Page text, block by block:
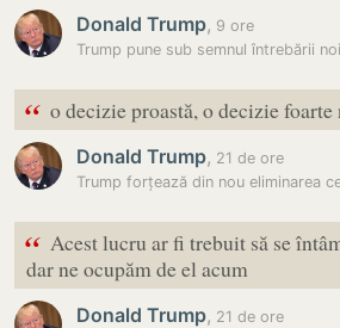
Donald Trump, 9 ore
“ o decizie proastă, o decizie foarte
Donald Trump, 21 de ore
“ Acest lucru ar fi trebuit să se
dar ne ocupăm de el acum
Donald Trump, 21 de ore